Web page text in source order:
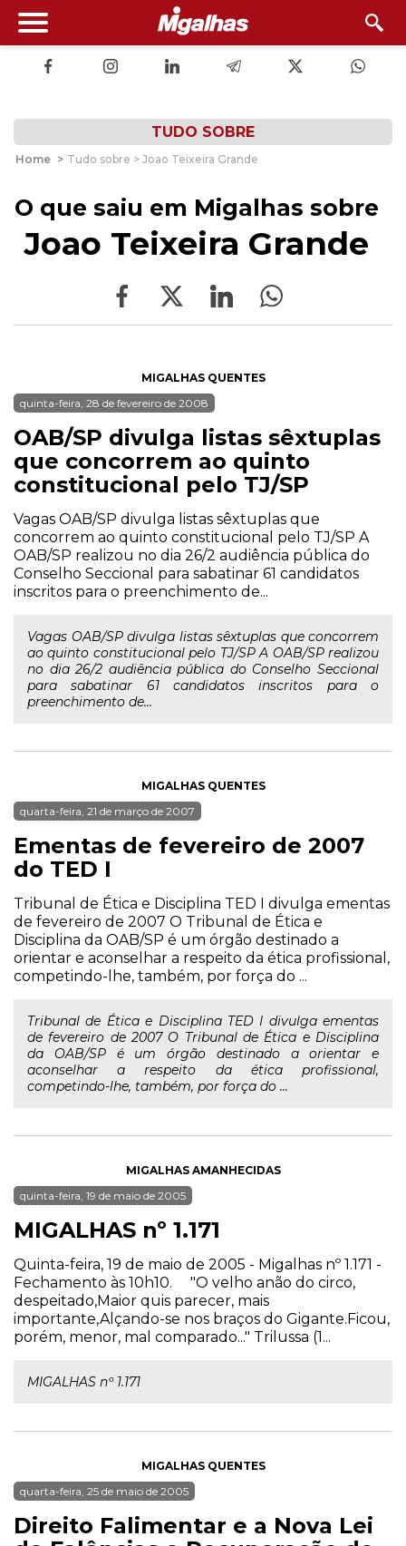
TUDO SOBRE
Home > Tudo sobre > Joao Teixeira Grande
O que saiu em Migalhas sobre
Joao Teixeira Grande
MIGALHAS QUENTES
quinta-feira, 28 de fevereiro de 2008
OAB/SP divulga listas sêxtuplas
que concorrem ao quinto
constitucional pelo TJ/SP
Vagas OAB/SP divulga listas sêxtuplas que
concorrem ao quinto constitucional pelo TJ/SP A
OAB/SP realizou no dia 26/2 audiência pública do
Conselho Seccional para sabatinar 61 candidatos
inscritos para o preenchimento de...
Vagas OAB/SP divulga listas sêxtuplas que concorrem
ao quinto constitucional pelo TJ/SP A OAB/SP realizou
no dia 26/2 audiência pública do Conselho Seccional
para sabatinar 61 candidatos inscritos para o
preenchimento de...
MIGALHAS QUENTES
quarta-feira, 21 de março de 2007
Ementas de fevereiro de 2007
do TED I
Tribunal de Ética e Disciplina TED I divulga ementas
de fevereiro de 2007 O Tribunal de Ética e
Disciplina da OAB/SP é um órgão destinado a
orientar e aconselhar a respeito da ética profissional,
competindo-lhe, também, por força do ...
Tribunal de Ética e Disciplina TED I divulga ementas
de fevereiro de 2007 O Tribunal de Ética e Disciplina
da OAB/SP é um órgão destinado a orientar e
aconselhar a respeito da ética profissional,
competindo-lhe, também, por força do ...
MIGALHAS AMANHECIDAS
quinta-feira, 19 de maio de 2005
MIGALHAS nº 1.171
Quinta-feira, 19 de maio de 2005 - Migalhas nº 1.171 -
Fechamento às 10h10. "O velho anão do circo,
despeitado,Maior quis parecer, mais
importante,Alçando-se nos braços do Gigante.Ficou,
porém, menor, mal comparado..." Trilussa (1...
MIGALHAS nº 1.171
MIGALHAS QUENTES
quarta-feira, 25 de maio de 2005
Direito Falimentar e a Nova Lei